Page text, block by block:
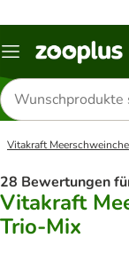
Menü
Produkte
suchen
Vitakraft
28 Bewertungen
Vitakraft
Trio-Mix